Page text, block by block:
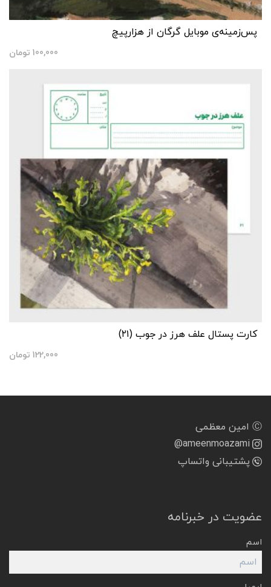
پس‌زمینه‌ی موبایل گرگان از هزارپیچ
100,000 تومان
کارت پستال علف هرز در جوب (۲۱)
122,000 تومان
Ⓒ امین معظمی
@ameenmoazami
پشتیبانی واتساپ
عضویت در خبرنامه
اسم